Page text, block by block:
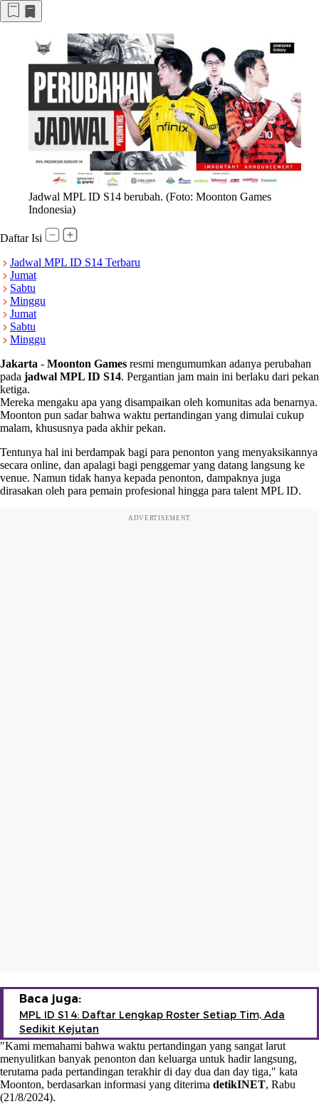
Jadwal MPL ID S14 berubah. (Foto: Moonton Games
Indonesia)
Daftar Isi
Jadwal MPL ID S14 Terbaru
Jumat
Sabtu
Minggu
Jumat
Sabtu
Minggu
Jakarta - Moonton Games resmi mengumumkan adanya perubahan
pada jadwal MPL ID S14. Pergantian jam main ini berlaku dari pekan
ketiga.
Mereka mengaku apa yang disampaikan oleh komunitas ada benarnya.
Moonton pun sadar bahwa waktu pertandingan yang dimulai cukup
malam, khususnya pada akhir pekan.
Tentunya hal ini berdampak bagi para penonton yang menyaksikannya
secara online, dan apalagi bagi penggemar yang datang langsung ke
venue. Namun tidak hanya kepada penonton, dampaknya juga
dirasakan oleh para pemain profesional hingga para talent MPL ID.
ADVERTISEMENT
Baca juga:
MPL ID S14: Daftar Lengkap Roster Setiap Tim, Ada
Sedikit Kejutan
"Kami memahami bahwa waktu pertandingan yang sangat larut
menyulitkan banyak penonton dan keluarga untuk hadir langsung,
terutama pada pertandingan terakhir di day dua dan day tiga," kata
Moonton, berdasarkan informasi yang diterima detikINET, Rabu
(21/8/2024).